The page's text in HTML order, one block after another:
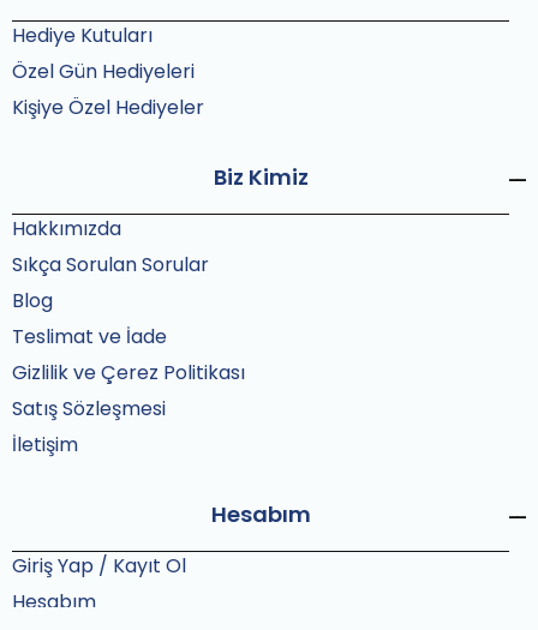
Hediye Kutuları
Özel Gün Hediyeleri
Kişiye Özel Hediyeler
Biz Kimiz
Hakkımızda
Sıkça Sorulan Sorular
Blog
Teslimat ve İade
Gizlilik ve Çerez Politikası
Satış Sözleşmesi
İletişim
Hesabım
Giriş Yap / Kayıt Ol
Hesabım